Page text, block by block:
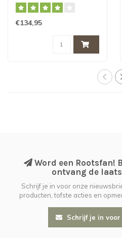
€134,95
Word een Rootsfan!
ontvang de
Schrijf je in voor onze
producten, tofste acties en
Schrijf je in